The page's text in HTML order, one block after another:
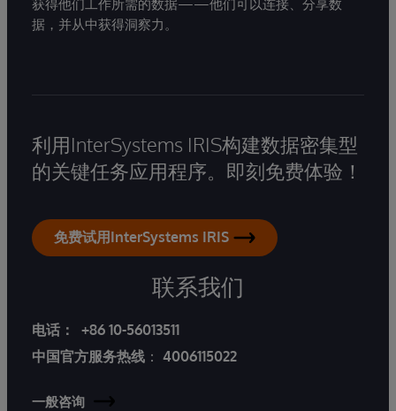
获得他们工作所需的数据——他们可以连接、分享数
据，并从中获得洞察力。
利用InterSystems IRIS构建数据密集型
的关键任务应用程序。即刻免费体验！
免费试用InterSystems IRIS
联系我们
电话：
+86 10-56013511
中国官方服务热线 ： 4006115022
一般咨询